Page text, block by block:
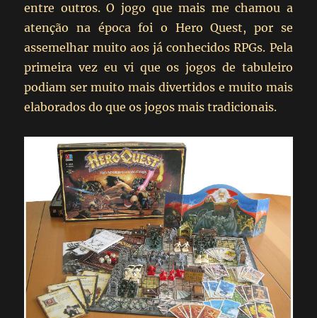
entre outros. O jogo que mais me chamou a
atenção na época foi o Hero Quest, por se
assemelhar muito aos já conhecidos RPGs. Pela
primeira vez eu vi que os jogos de tabuleiro
podiam ser muito mais divertidos e muito mais
elaborados do que os jogos mais tradicionais.